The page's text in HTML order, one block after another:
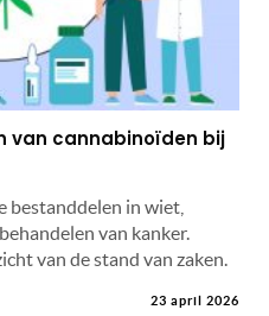
van cannabinoïden bij
bestanddelen in wiet,
van kanker.
van de stand van zaken.
23 april 2026